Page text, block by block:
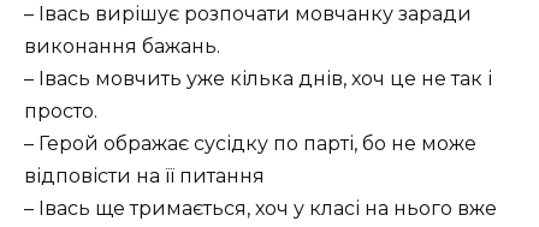
– Івась вирішує розпочати мовчанку заради
виконання бажань.
– Івась мовчить уже кілька днів, хоч це не так і
просто.
– Герой ображає сусідку по парті, бо не може
відповісти на її питання
– Івась ще тримається, хоч у класі на нього вже